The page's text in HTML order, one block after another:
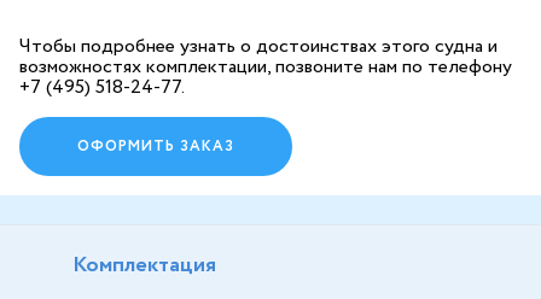
Чтобы подробнее узнать о достоинствах этого судна и
возможностях комплектации, позвоните нам по телефону
+7 (495) 518-24-77.
ОФОРМИТЬ ЗАКАЗ
Комплектация